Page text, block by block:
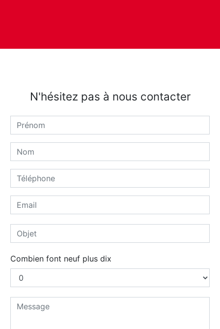
N'hésitez pas à nous contacter
Combien font neuf plus dix